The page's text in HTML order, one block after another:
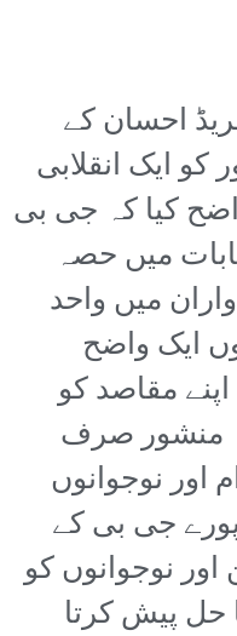
احسان کے
ایک انقلابی
کیا کہ جی بی
میں حصہ
میں واحد
ایک واضح
مقاصد کو
منشور صرف
اور نوجوانوں
جی بی کے
نوجوانوں کو
حل پیش کرتا